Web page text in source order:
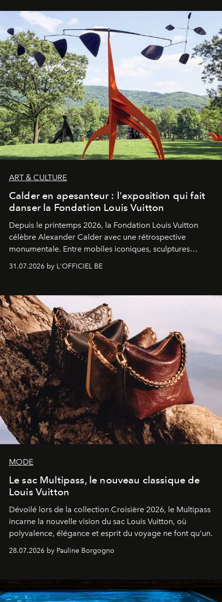
ART & CULTURE
Calder en apesanteur : l'exposition qui fait
danser la Fondation Louis Vuitton
Depuis le printemps 2026, la Fondation Louis Vuitton
célèbre Alexander Calder avec une rétrospective
monumentale. Entre mobiles iconiques, sculptures
monumentales et poésie du mouvement, l'artiste
américain investit les espaces imaginés par Frank Gehry
sculpture.
31.07.2026 by L'OFFICIEL BE
MODE
Le sac Multipass, le nouveau classique de
Louis Vuitton
Dévoilé lors de la collection Croisière 2026, le Multipass
incarne la nouvelle vision du sac Louis Vuitton, où
polyvalence, élégance et esprit du voyage ne font qu'un.
28.07.2026 by Pauline Borgogno